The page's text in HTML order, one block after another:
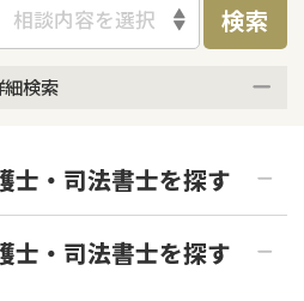
相談内容を選択 検索
細検索
土日祝の相談可能
士・司法書士を探す
士・司法書士を探す